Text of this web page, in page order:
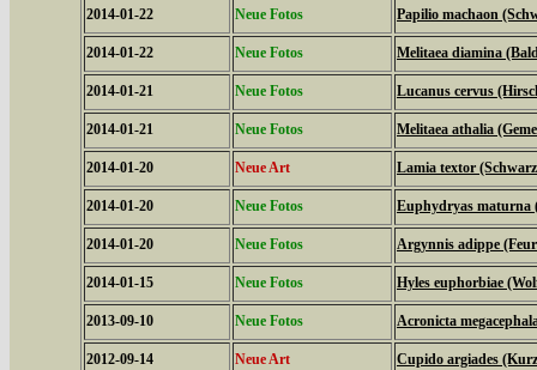
2014-01-22 Neue Fotos Papilio machaon
2014-01-22 Neue Fotos Melitaea diamina
2014-01-21 Neue Fotos Lucanus cervus
2014-01-21 Neue Fotos Melitaea athalia
2014-01-20 Neue Art Lamia textor
2014-01-20 Neue Fotos Euphydryas maturna
2014-01-20 Neue Fotos Argynnis adippe
2014-01-15 Neue Fotos Hyles euphorbiae
2013-09-10 Neue Fotos Acronicta
2012-09-14 Neue Art Cupido argiades